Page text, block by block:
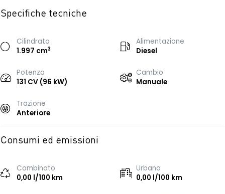
Specifiche tecniche
Cilindrata
1.997 cm3
Alimentazione
Diesel
Potenza
131 CV (96 kW)
Cambio
Manuale
Trazione
Anteriore
Consumi ed emissioni
Combinato
0,00 l/100 km
Urbano
0,00 l/100 km